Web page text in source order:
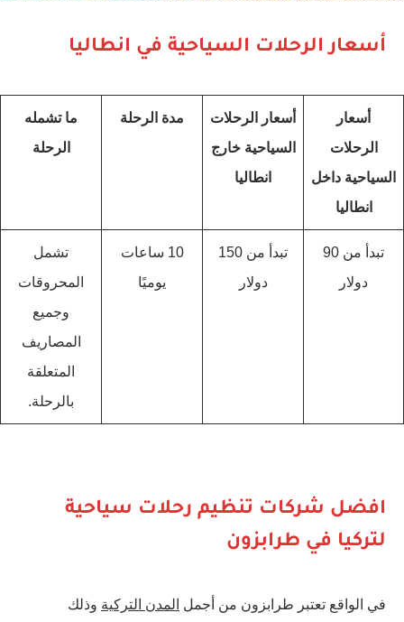
أسعار الرحلات السياحية في انطاليا
أسعار
الرحلات
السياحية داخل
انطاليا
أسعار الرحلات
السياحية خارج
انطاليا
مدة الرحلة
ما تشمله
الرحلة
تبدأ من 90
دولار
تبدأ من 150
دولار
10 ساعات
يوميًا
تشمل
المحروقات
وجميع
المصاريف
المتعلقة
بالرحلة.
افضل شركات تنظيم رحلات سياحية
لتركيا في طرابزون
في الواقع تعتبر طرابزون من أجمل المدن التركية وذلك